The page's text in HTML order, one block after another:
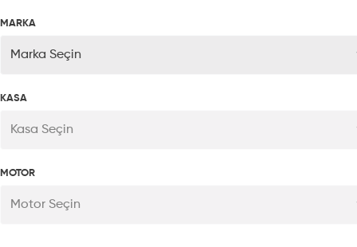
MARKA
Marka Seçin
KASA
Kasa Seçin
MOTOR
Motor Seçin